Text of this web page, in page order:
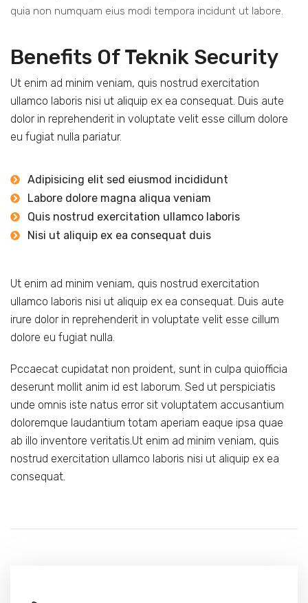
quia non numquam eius modi tempora incidunt ut labore.
Benefits Of Teknik Security
Ut enim ad minim veniam, quis nostrud exercitation
ullamco laboris nisi ut aliquip ex ea consequat. Duis aute
dolor in reprehenderit in voluptate velit esse cillum dolore
eu fugiat nulla pariatur.
Adipisicing elit sed eiusmod incididunt
Labore dolore magna aliqua veniam
Quis nostrud exercitation ullamco laboris
Nisi ut aliquip ex ea consequat duis
Ut enim ad minim veniam, quis nostrud exercitation
ullamco laboris nisi ut aliquip ex ea consequat. Duis aute
irure dolor in reprehenderit in voluptate velit esse cillum
dolore eu fugiat nulla.
Pccaecat cupidatat non proident, sunt in culpa quiofficia
deserunt mollit anim id est laborum. Sed ut perspiciatis
unde omnis iste natus error sit voluptatem accusantium
doloremque laudantium totam aperiam eaque ipsa quae
ab illo inventore veritatis.Ut enim ad minim veniam, quis
nostrud exercitation ullamco laboris nisi ut aliquip ex ea
consequat.